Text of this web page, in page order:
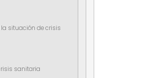
situación de crisis
sanitaria